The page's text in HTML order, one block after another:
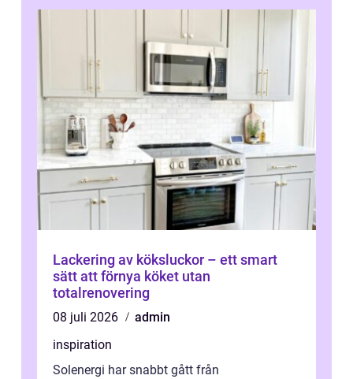
Lackering av köksluckor – ett smart
sätt att förnya köket utan
totalrenovering
08 juli 2026
admin
inspiration
Solenergi har snabbt gått från